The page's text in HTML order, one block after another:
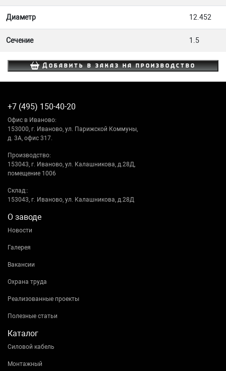
Диаметр 12.452
Сечение 1.5
Добавить в заказ на производство
+7 (495) 150-40-20
Офис в Иваново:
153000, г. Иваново, ул. Парижской Коммуны,
д. 3А, офис 317.
Производство:
153043, г. Иваново, ул. Калашникова, д.28Д,
помещение 1006
Склад::
153043, г. Иваново, ул. Калашникова, д.28Д
О заводе
Новости
Галерея
Вакансии
Охрана труда
Реализованные проекты
Полезные статьи
Каталог
Силовой кабель
Монтажный